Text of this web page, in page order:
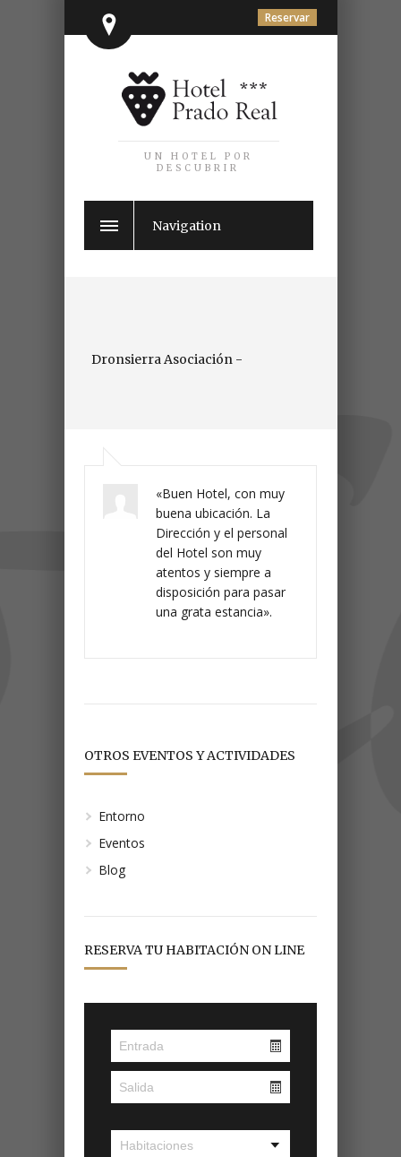
Reservar
UN HOTEL POR
DESCUBRIR
Navigation
Dronsierra Asociación -
«Buen Hotel, con muy
buena ubicación. La
Dirección y el personal
del Hotel son muy
atentos y siempre a
disposición para pasar
una grata estancia».
OTROS EVENTOS Y ACTIVIDADES
Entorno
Eventos
Blog
RESERVA TU HABITACIÓN ON LINE